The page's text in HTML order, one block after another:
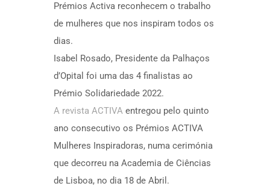
Prémios Activa reconhecem o trabalho
de mulheres que nos inspiram todos os
dias.
Isabel Rosado, Presidente da Palhaços
d’Opital foi uma das 4 finalistas ao
Prémio Solidariedade 2022.
A revista ACTIVA entregou pelo quinto
ano consecutivo os Prémios ACTIVA
Mulheres Inspiradoras, numa cerimónia
que decorreu na Academia de Ciências
de Lisboa, no dia 18 de Abril.